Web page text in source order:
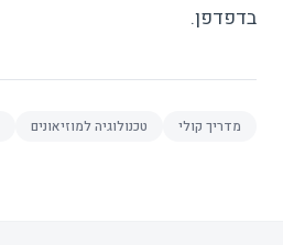
בדפדפן.
מדריך קולי טכנולוגיה למוזיאונים